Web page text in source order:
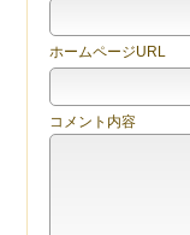
ホームページURL
コメント内容